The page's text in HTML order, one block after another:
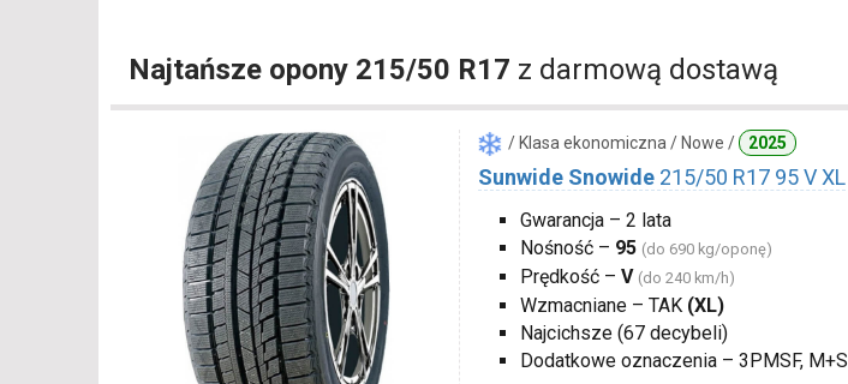
Najtańsze opony 215/50 R17 z darmową dostawą
/ Klasa ekonomiczna / Nowe / 2025
Sunwide Snowide 215/50 R17 95 V XL
Gwarancja – 2 lata
Nośność – 95 (do 690 kg/oponę)
Prędkość – V (do 240 km/h)
Wzmacniane – TAK (XL)
Najcichsze (67 decybeli)
Dodatkowe oznaczenia – 3PMSF, M+S